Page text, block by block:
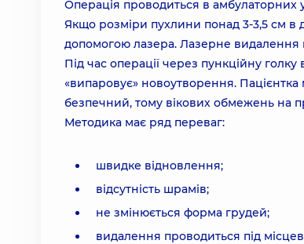
Операція проводиться в амбулаторних
Якщо розміри пухлини понад 3-3,5 см в
допомогою лазера. Лазерне видалення
Під час операції через пункційну
«випаровує» новоутворення. Пацієнтка
безпечний, тому вікових обмежень на
Методика має ряд переваг:
швидке відновлення;
відсутність шрамів;
не змінюється форма грудей;
видалення проводиться під